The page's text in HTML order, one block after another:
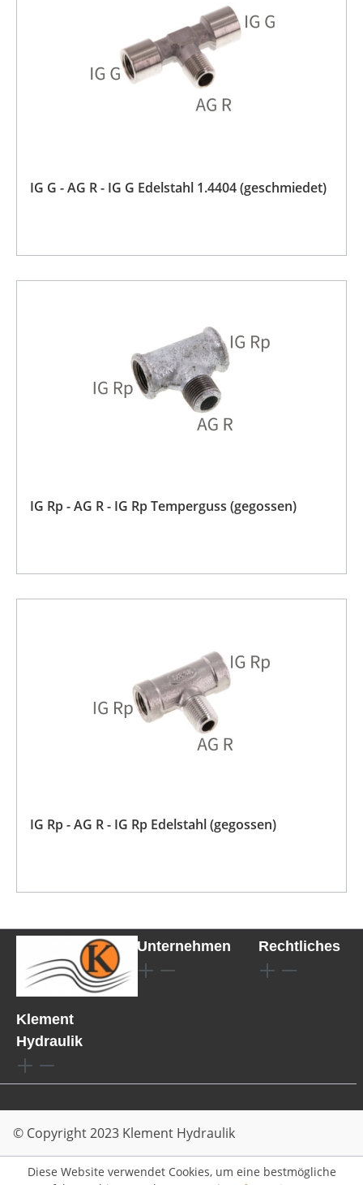
IG G - AG R - IG G Edelstahl 1.4404 (geschmiedet)
IG Rp - AG R - IG Rp Temperguss (gegossen)
IG Rp - AG R - IG Rp Edelstahl (gegossen)
Klement
Hydraulik
Unternehmen Rechtliches
© Copyright 2023 Klement Hydraulik
Diese Website verwendet Cookies, um eine bestmögliche